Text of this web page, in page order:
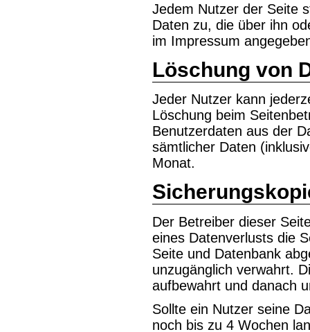
Jedem Nutzer der Seite
Daten zu, die über ihn
im Impressum
Löschung von
Jeder Nutzer kann
Löschung beim
Benutzerdaten aus der
sämtlicher Daten
Monat.
Der Betreiber dieser
eines Datenverlusts die
Seite und Datenbank
unzugänglich verwahrt.
aufbewahrt und danach
Sollte ein Nutzer seine
noch bis zu 4 Wochen